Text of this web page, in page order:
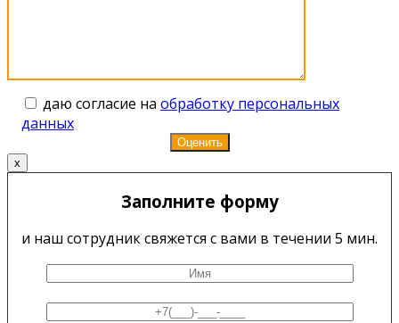
даю согласие на обработку персональных
данных
x
Заполните форму
и наш сотрудник свяжется с вами в течении 5 мин.